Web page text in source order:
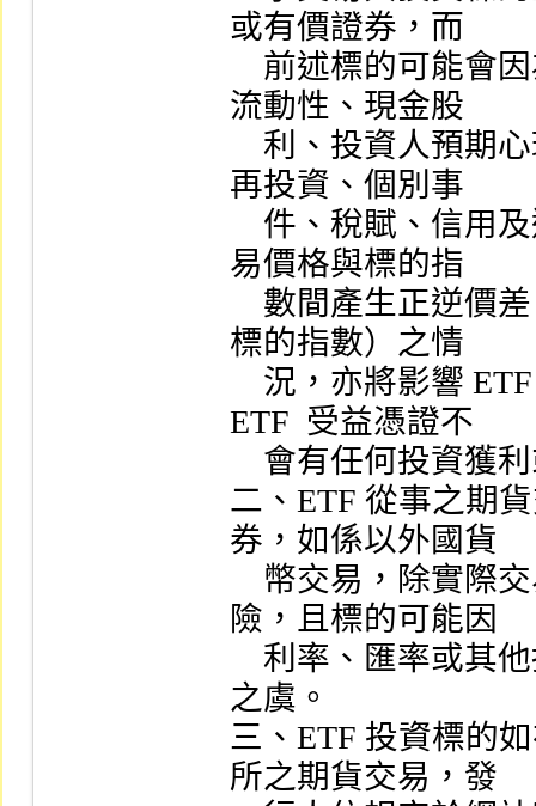
或有價證券，而
流動性、現金股
再投資、個別事
易價格與標的指
標的指數）之情
ETF  受益憑證不
二、ETF 從事之期
券，如係以外國貨
險，且標的可能因
之虞。
三、ETF 投資標的
所之期貨交易，發